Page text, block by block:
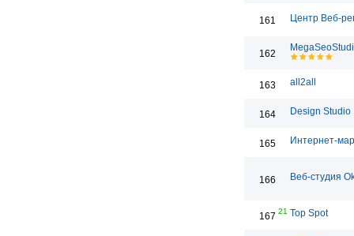
161 Центр Веб-
162
163 all2all
164 Design Studio
165 Интернет-
166 Веб-студия
167 21 Top Spot